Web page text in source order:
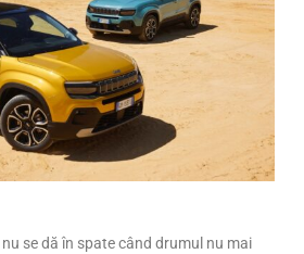
se dă în spate când drumul nu mai